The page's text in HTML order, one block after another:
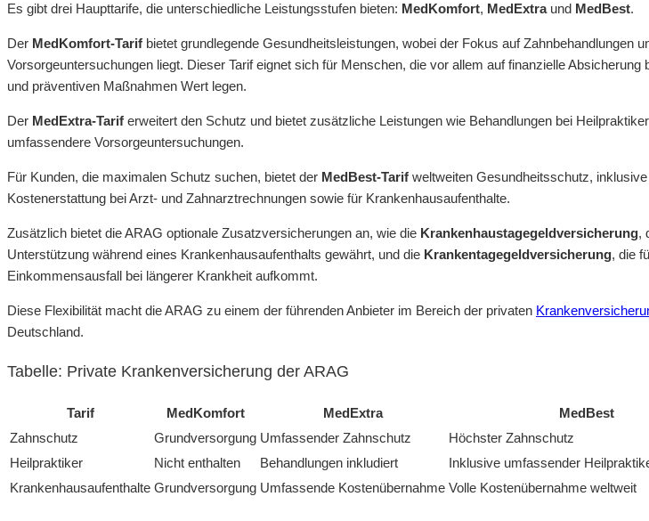
Es gibt drei Haupttarife, die unterschiedliche Leistungsstufen bieten: MedKomfort, MedExtraund MedBest.
Der MedKomfort-Tarif bietet grundlegende Gesundheitsleistungen, wobei der Fokus auf Zahnbehandlungen
Vorsorgeuntersuchungen liegt. Dieser Tarif eignet sich für Menschen, die vor allem auf finanzielle Absicherung
und präventiven Maßnahmen Wert legen.
Der MedExtra-Tarif erweitert den Schutz und bietet zusätzliche Leistungen wie Behandlungen bei
umfassendere Vorsorgeuntersuchungen.
Für Kunden, die maximalen Schutz suchen, bietet der MedBest-Tarif weltweiten Gesundheitsschutz,
Kostenerstattung bei Arzt- und Zahnarztrechnungen sowie für Krankenhausaufenthalte.
Zusätzlich bietet die ARAG optionale Zusatzversicherungen an, wie die Krankenhaustagegeldversicherung,
Unterstützung während eines Krankenhausaufenthalts gewährt, und die Krankentagegeldversicherung, die
Einkommensausfall bei längerer Krankheit aufkommt.
Diese Flexibilität macht die ARAG zu einem der führenden Anbieter im Bereich der privaten
Deutschland.
Tabelle: Private Krankenversicherung der ARAG
Tarif MedKomfort MedExtra
MedBest
Zahnschutz
Grundversorgung Umfassender Zahnschutz
Höchster Zahnschutz
Heilpraktiker
Nicht enthalten Behandlungen inkludiert
Inklusive umfassender
Krankenhausaufenthalte Grundversorgung Umfassende Kostenübernahme Volle Kostenübernahme weltweit